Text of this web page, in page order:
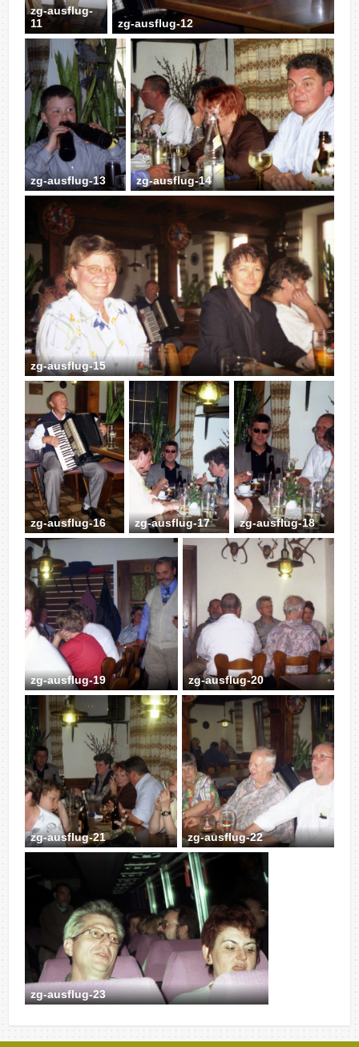
zg-ausflug-
11
zg-ausflug-12
zg-ausflug-13 zg-ausflug-14
zg-ausflug-15
zg-ausflug-16 zg-ausflug-17 zg-ausflug-18
zg-ausflug-19 zg-ausflug-20
zg-ausflug-21 zg-ausflug-22
zg-ausflug-23